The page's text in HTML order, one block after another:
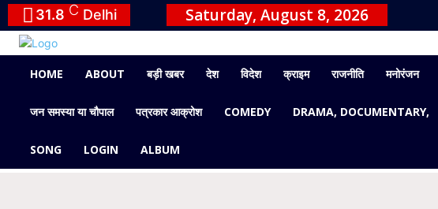
31.8 C Delhi Saturday, August 8, 2026
HOME ABOUT बड़ी खबर देश विदेश क्राइम राजनीति मनोरंजन
जन समस्या या चौपाल पत्रकार आक्रोश COMEDY DRAMA, DOCUMENTARY,
SONG LOGIN ALBUM